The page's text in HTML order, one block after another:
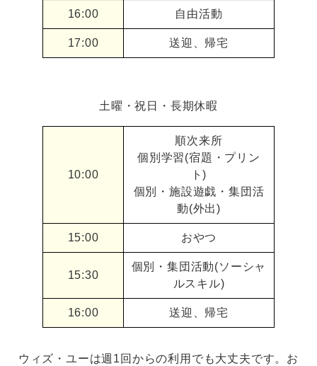
16:00 自由活動
17:00 送迎、帰宅
土曜・祝日・長期休暇
10:00
順次来所
個別学習(宿題・プリン
ト)
個別・施設遊戯・集団活
動(外出)
15:00 おやつ
15:30
個別・集団活動(ソーシャ
ルスキル)
16:00 送迎、帰宅
ウィズ・ユーは週1回からの利用でも大丈夫です。お